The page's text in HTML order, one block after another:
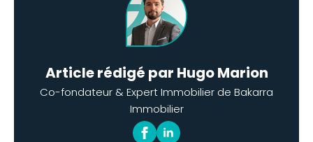
Article rédigé par Hugo Marion
Co-fondateur & Expert Immobilier de Bakarra
Immobilier